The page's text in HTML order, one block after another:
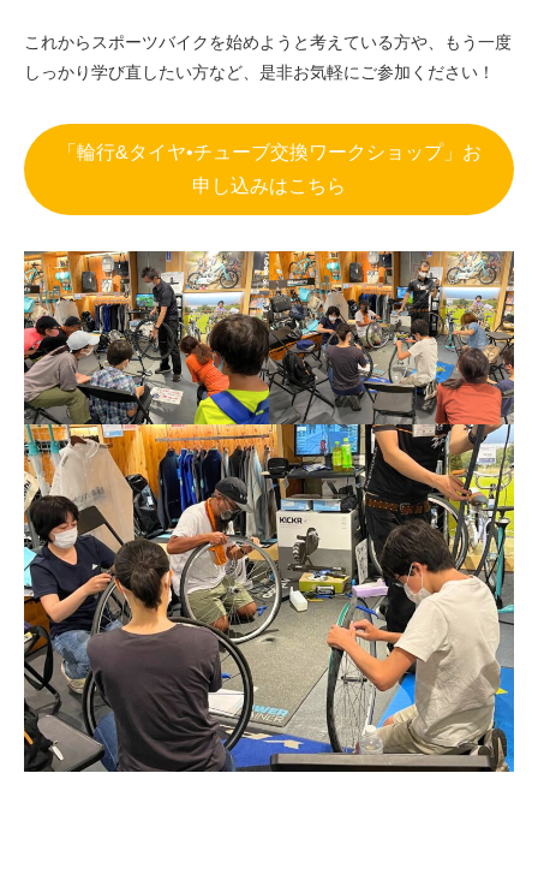
特集
メディア
求人情報
募集中の求人情報
法人様
法人様向け割引
その他
お問い合わせ
会社概要
個人情報保護
これからスポーツバイクを始めようと考えている方や、もう一度
しっかり学び直したい方など、是非お気軽にご参加ください！
「輪行&タイヤ•チューブ交換ワークショップ」お
申し込みはこちら